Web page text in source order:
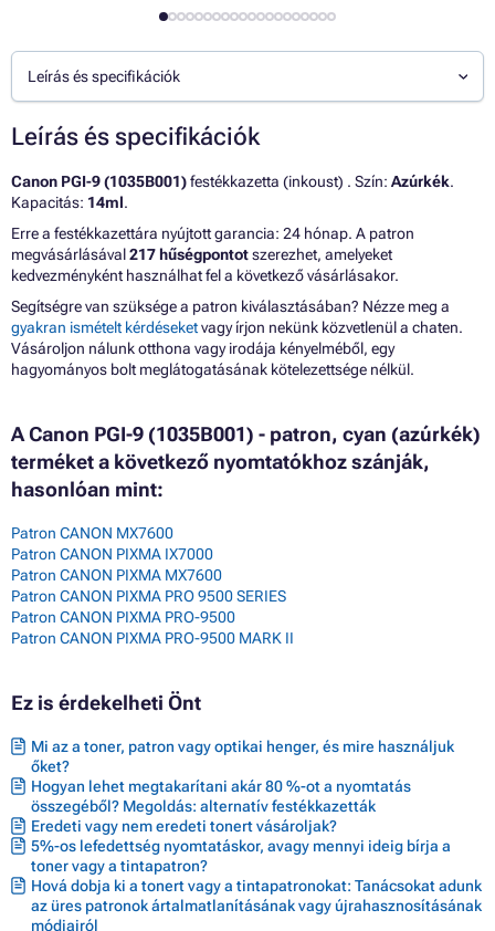
Leírás és specifikációk
Leírás és specifikációk
Canon PGI-9 (1035B001)festékkazetta (inkoust) . Szín: Azúrkék.
Kapacitás: 14ml.
Erre a festékkazettára nyújtott garancia: 24 hónap. A patron
megvásárlásával217 hűségpontotszerezhet, amelyeket
kedvezményként használhat fel a következő vásárlásakor.
Segítségre van szüksége a patron kiválasztásában? Nézze meg a
gyakran ismételt kérdéseketvagy írjon nekünk közvetlenül a chaten.
Vásároljon nálunk otthona vagy irodája kényelméből, egy
hagyományos bolt meglátogatásának kötelezettsége nélkül.
A Canon PGI-9 (1035B001) - patron, cyan (azúrkék)
terméket a következő nyomtatókhoz szánják,
hasonlóan mint:
Patron CANON MX7600
Patron CANON PIXMA IX7000
Patron CANON PIXMA MX7600
Patron CANON PIXMA PRO 9500 SERIES
Patron CANON PIXMA PRO-9500
Patron CANON PIXMA PRO-9500 MARK II
Ez is érdekelheti Önt
Mi az a toner, patron vagy optikai henger, és mire használjuk
őket?
Hogyan lehet megtakarítani akár 80 %-ot a nyomtatás
összegéből? Megoldás: alternatív festékkazetták
Eredeti vagy nem eredeti tonert vásároljak?
5%-os lefedettség nyomtatáskor, avagy mennyi ideig bírja a
toner vagy a tintapatron?
Hová dobja ki a tonert vagy a tintapatronokat: Tanácsokat adunk
az üres patronok ártalmatlanításának vagy újrahasznosításának
módjairól